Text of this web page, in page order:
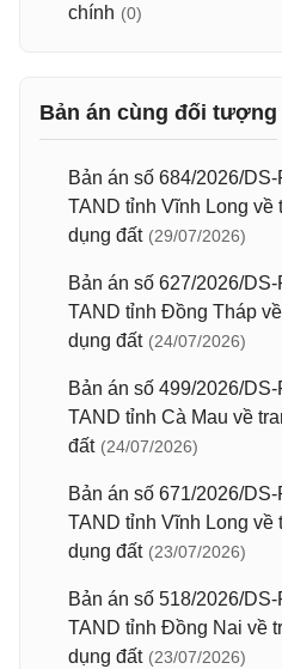
chính (0)
Bản án cùng đối tượng
Bản án số 684/2026/
TAND tỉnh Vĩnh Long về
dụng đất (29/07/2026)
Bản án số 627/2026/
TAND tỉnh Đồng Tháp
dụng đất (24/07/2026)
Bản án số 499/2026/
TAND tỉnh Cà Mau về
đất (24/07/2026)
Bản án số 671/2026/
TAND tỉnh Vĩnh Long về
dụng đất (23/07/2026)
Bản án số 518/2026/
TAND tỉnh Đồng Nai về
dụng đất (23/07/2026)